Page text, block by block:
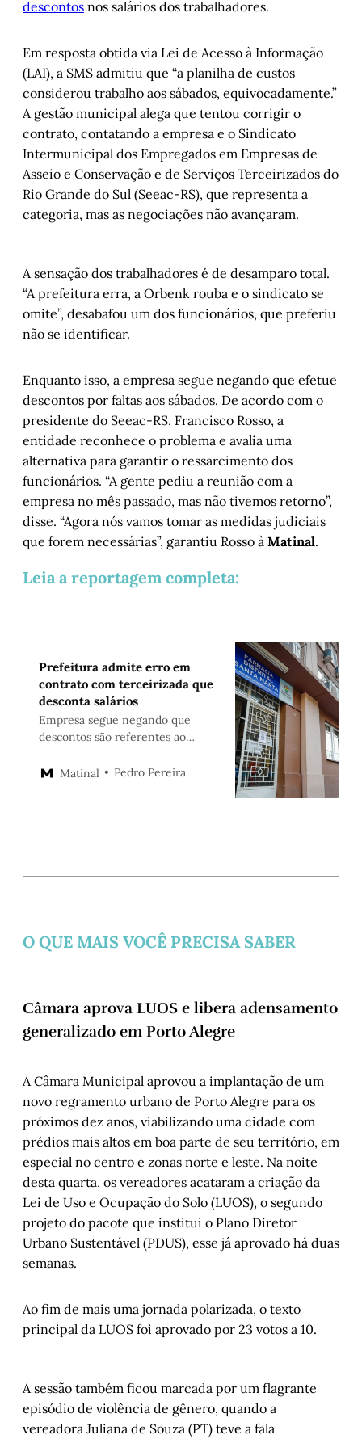
descontos nos salários dos trabalhadores.
Em resposta obtida via Lei de Acesso à Informação
(LAI), a SMS admitiu que “a planilha de custos
considerou trabalho aos sábados, equivocadamente.”
A gestão municipal alega que tentou corrigir o
contrato, contatando a empresa e o Sindicato
Intermunicipal dos Empregados em Empresas de
Asseio e Conservação e de Serviços Terceirizados do
Rio Grande do Sul (Seeac-RS), que representa a
categoria, mas as negociações não avançaram.
A sensação dos trabalhadores é de desamparo total.
“A prefeitura erra, a Orbenk rouba e o sindicato se
omite”, desabafou um dos funcionários, que preferiu
não se identificar.
Enquanto isso, a empresa segue negando que efetue
descontos por faltas aos sábados. De acordo com o
presidente do Seeac-RS, Francisco Rosso, a
entidade reconhece o problema e avalia uma
alternativa para garantir o ressarcimento dos
funcionários. “A gente pediu a reunião com a
empresa no mês passado, mas não tivemos retorno”,
disse. “Agora nós vamos tomar as medidas judiciais
que forem necessárias”, garantiu Rosso à Matinal.
Leia a reportagem completa:
Prefeitura admite erro em
contrato com terceirizada que
desconta salários
Empresa segue negando que
descontos são referentes ao
com medidas judiciais
Matinal Pedro Pereira
O QUE MAIS VOCÊ PRECISA SABER
Câmara aprova LUOS e libera adensamento
generalizado em Porto Alegre
A Câmara Municipal aprovou a implantação de um
novo regramento urbano de Porto Alegre para os
próximos dez anos, viabilizando uma cidade com
prédios mais altos em boa parte de seu território, em
especial no centro e zonas norte e leste. Na noite
desta quarta, os vereadores acataram a criação da
Lei de Uso e Ocupação do Solo (LUOS), o segundo
projeto do pacote que institui o Plano Diretor
Urbano Sustentável (PDUS), esse já aprovado há duas
semanas.
Ao fim de mais uma jornada polarizada, o texto
principal da LUOS foi aprovado por 23 votos a 10.
A sessão também ficou marcada por um flagrante
episódio de violência de gênero, quando a
vereadora Juliana de Souza (PT) teve a fala